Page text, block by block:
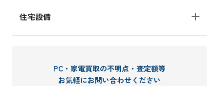
住宅設備
PC・家電買取の不明点・査定額等
お気軽にお問い合わせください